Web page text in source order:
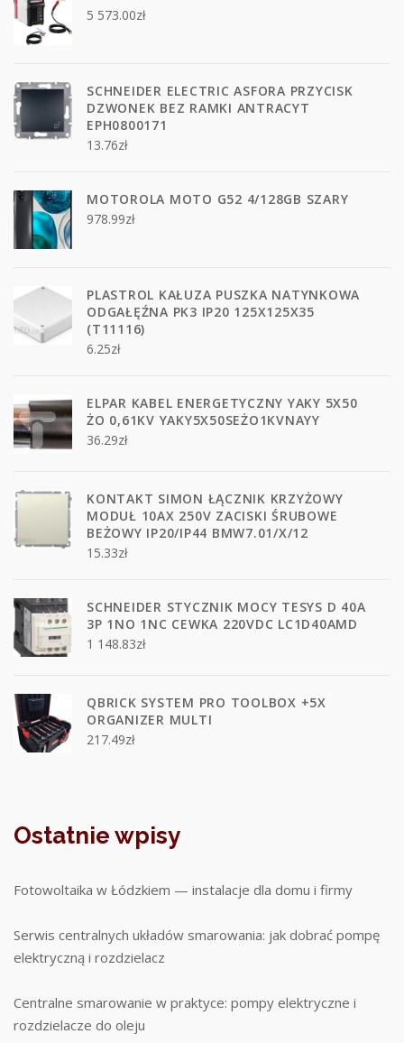
5 573.00zł
SCHNEIDER ELECTRIC ASFORA PRZYCISK
DZWONEK BEZ RAMKI ANTRACYT
EPH0800171
13.76zł
MOTOROLA MOTO G52 4/128GB SZARY
978.99zł
PLASTROL KAŁUZA PUSZKA NATYNKOWA
ODGAŁĘŹNA PK3 IP20 125X125X35
(T11116)
6.25zł
ELPAR KABEL ENERGETYCZNY YAKY 5X50
ŻO 0,61KV YAKY5X50SEŻO1KVNAYY
36.29zł
KONTAKT SIMON ŁĄCZNIK KRZYŻOWY
MODUŁ 10AX 250V ZACISKI ŚRUBOWE
BEŻOWY IP20/IP44 BMW7.01/X/12
15.33zł
SCHNEIDER STYCZNIK MOCY TESYS D 40A
3P 1NO 1NC CEWKA 220VDC LC1D40AMD
1 148.83zł
QBRICK SYSTEM PRO TOOLBOX +5X
ORGANIZER MULTI
217.49zł
Ostatnie wpisy
Fotowoltaika w Łódzkiem — instalacje dla domu i firmy
Serwis centralnych układów smarowania: jak dobrać pompę
elektryczną i rozdzielacz
Centralne smarowanie w praktyce: pompy elektryczne i
rozdzielacze do oleju